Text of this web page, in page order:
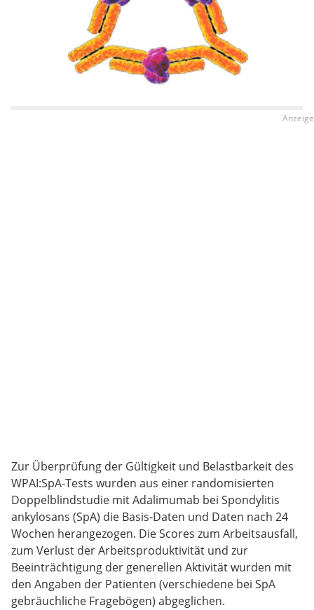
Zur Überprüfung der Gültigkeit und Belastbarkeit des
WPAI:SpA-Tests wurden aus einer randomisierten
Doppelblindstudie mit Adalimumab bei Spondylitis
ankylosans (SpA) die Basis-Daten und Daten nach 24
Wochen herangezogen. Die Scores zum Arbeitsausfall,
zum Verlust der Arbeitsproduktivität und zur
Beeinträchtigung der generellen Aktivität wurden mit
den Angaben der Patienten (verschiedene bei SpA
gebräuchliche Fragebögen) abgeglichen.